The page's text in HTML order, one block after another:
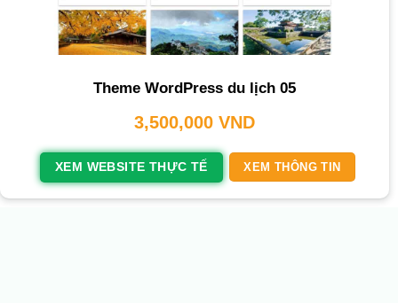
Theme WordPress du lịch 05
3,500,000 VND
XEM WEBSITE THỰC TẾ XEM THÔNG TIN